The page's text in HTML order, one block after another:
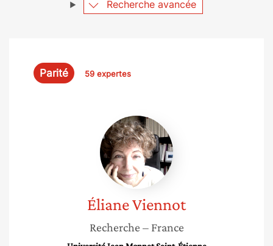
Recherche avancée
Parité 59 expertes
Éliane
Viennot
ÉlianeViennot
Recherche – France